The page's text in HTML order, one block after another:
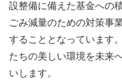
設整備に備えた基金への
ごみ減量のための対策事
することとなっています
たちの美しい環境を未来
いします。